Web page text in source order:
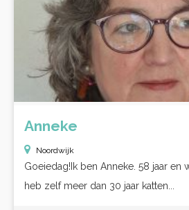
Anneke
Noordwijk
Goeiedag!Ik ben Anneke. 58 jaar en
heb zelf meer dan 30 jaar katten...